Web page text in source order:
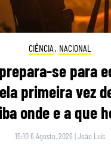
CIÊNCIA , NACIONAL
se para
primeira vez
onde e a que
15:10 6 Agosto, 2026 |João Luís